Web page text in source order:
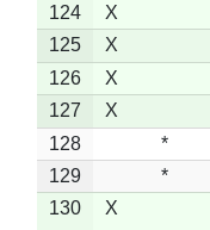
124
X
125
X
126
X
127
X
128
*
129
*
130
X